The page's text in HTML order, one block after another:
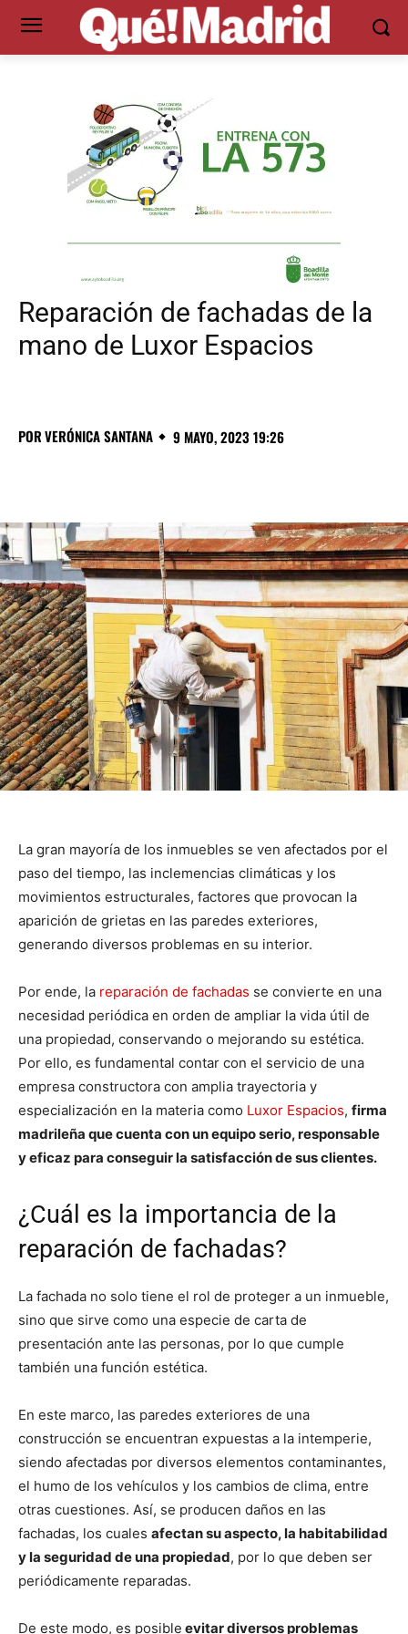
Reparación de fachadas de la
mano de Luxor Espacios
PORVERÓNICA SANTANA 9 MAYO, 2023 19:26
La gran mayoría de los inmuebles se ven afectados por el
paso del tiempo, las inclemencias climáticas y los
movimientos estructurales, factores que provocan la
aparición de grietas en las paredes exteriores,
generando diversos problemas en su interior.
Por ende, la reparación de fachadas se convierte en una
necesidad periódica en orden de ampliar la vida útil de
una propiedad, conservando o mejorando su estética.
Por ello, es fundamental contar con el servicio de una
empresa constructora con amplia trayectoria y
especialización en la materia como Luxor Espacios, firma
madrileña que cuenta con un equipo serio, responsable
y eficaz para conseguir la satisfacción de sus clientes.
¿Cuál es la importancia de la
reparación de fachadas?
La fachada no solo tiene el rol de proteger a un inmueble,
sino que sirve como una especie de carta de
presentación ante las personas, por lo que cumple
también una función estética.
En este marco, las paredes exteriores de una
construcción se encuentran expuestas a la intemperie,
siendo afectadas por diversos elementos contaminantes,
el humo de los vehículos y los cambios de clima, entre
otras cuestiones. Así, se producen daños en las
fachadas, los cuales afectan su aspecto, la habitabilidad
y la seguridad de una propiedad, por lo que deben ser
periódicamente reparadas.
De este modo, es posible evitar diversos problemas